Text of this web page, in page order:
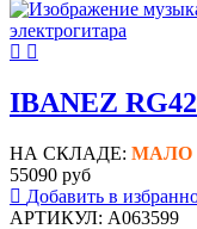
IBANEZ
НА СКЛАДЕ: МАЛО
55090 руб
Добавить в
АРТИКУЛ: A063599